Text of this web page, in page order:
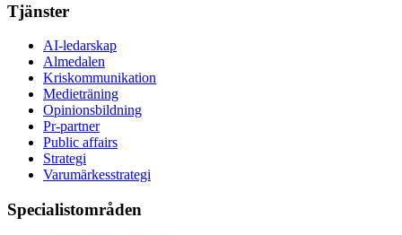
Tjänster
AI-ledarskap
Almedalen
Kris­kommunikation
Medieträning
Opinionsbildning
Pr-partner
Public affairs
Strategi
Varumärkesstrategi
Specialistområden